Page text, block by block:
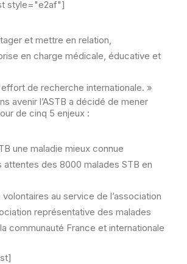
style="e2af"]
et mettre en relation,
en charge médicale, éducative et
de recherche internationale. »
avenir l’ASTB a décidé de mener
de cinq 5 enjeux :
une maladie mieux connue
attentes des 8000 malades STB en
au service de l’association
représentative des malades
communauté France et internationale